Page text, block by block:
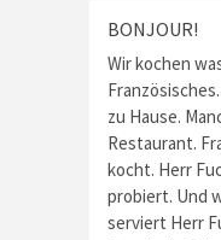
BONJOUR!
Wir kochen
zu Hause.
Restaurant.
kocht. Herr
probiert. Und
serviert Herr